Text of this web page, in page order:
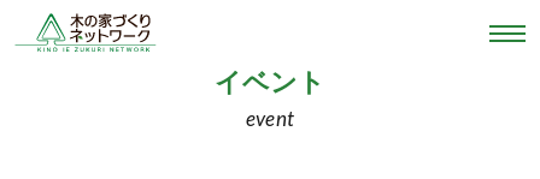
イベント
event